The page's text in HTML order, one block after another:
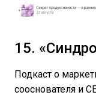
15.
Подкаст о
сооснователя и